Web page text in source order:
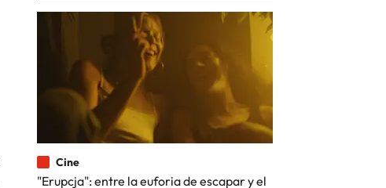
Cine
"Erupcja": entre la euforia de escapar y el